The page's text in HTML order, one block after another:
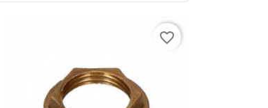
favorite_border